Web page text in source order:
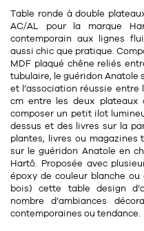
pour
Toile
sel
Table ronde àdouble
AC/AL pour la marque
contemporain aux lignes
aussi chic que pratique.
MDF plaqué chêne reliés
tubulaire, le guéridon Anatole
et l’association réussie entre
cm entre les deux plateaux
composer un petit ilot
dessus et des livres sur la
plantes, livres ou magazines
sur le guéridon Anatole en
Hartô. Proposée avec
époxy de couleur blanche
bois) cette table design
nombre d’ambiances
contemporaines ou tendance.